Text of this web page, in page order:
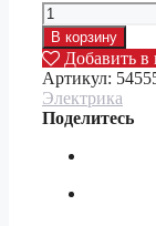
Количество
товара
Пускатель
электромагн.,
7.5
кВт,
В корзину
Добавить в
Артикул:
Электрика
Поделитесь